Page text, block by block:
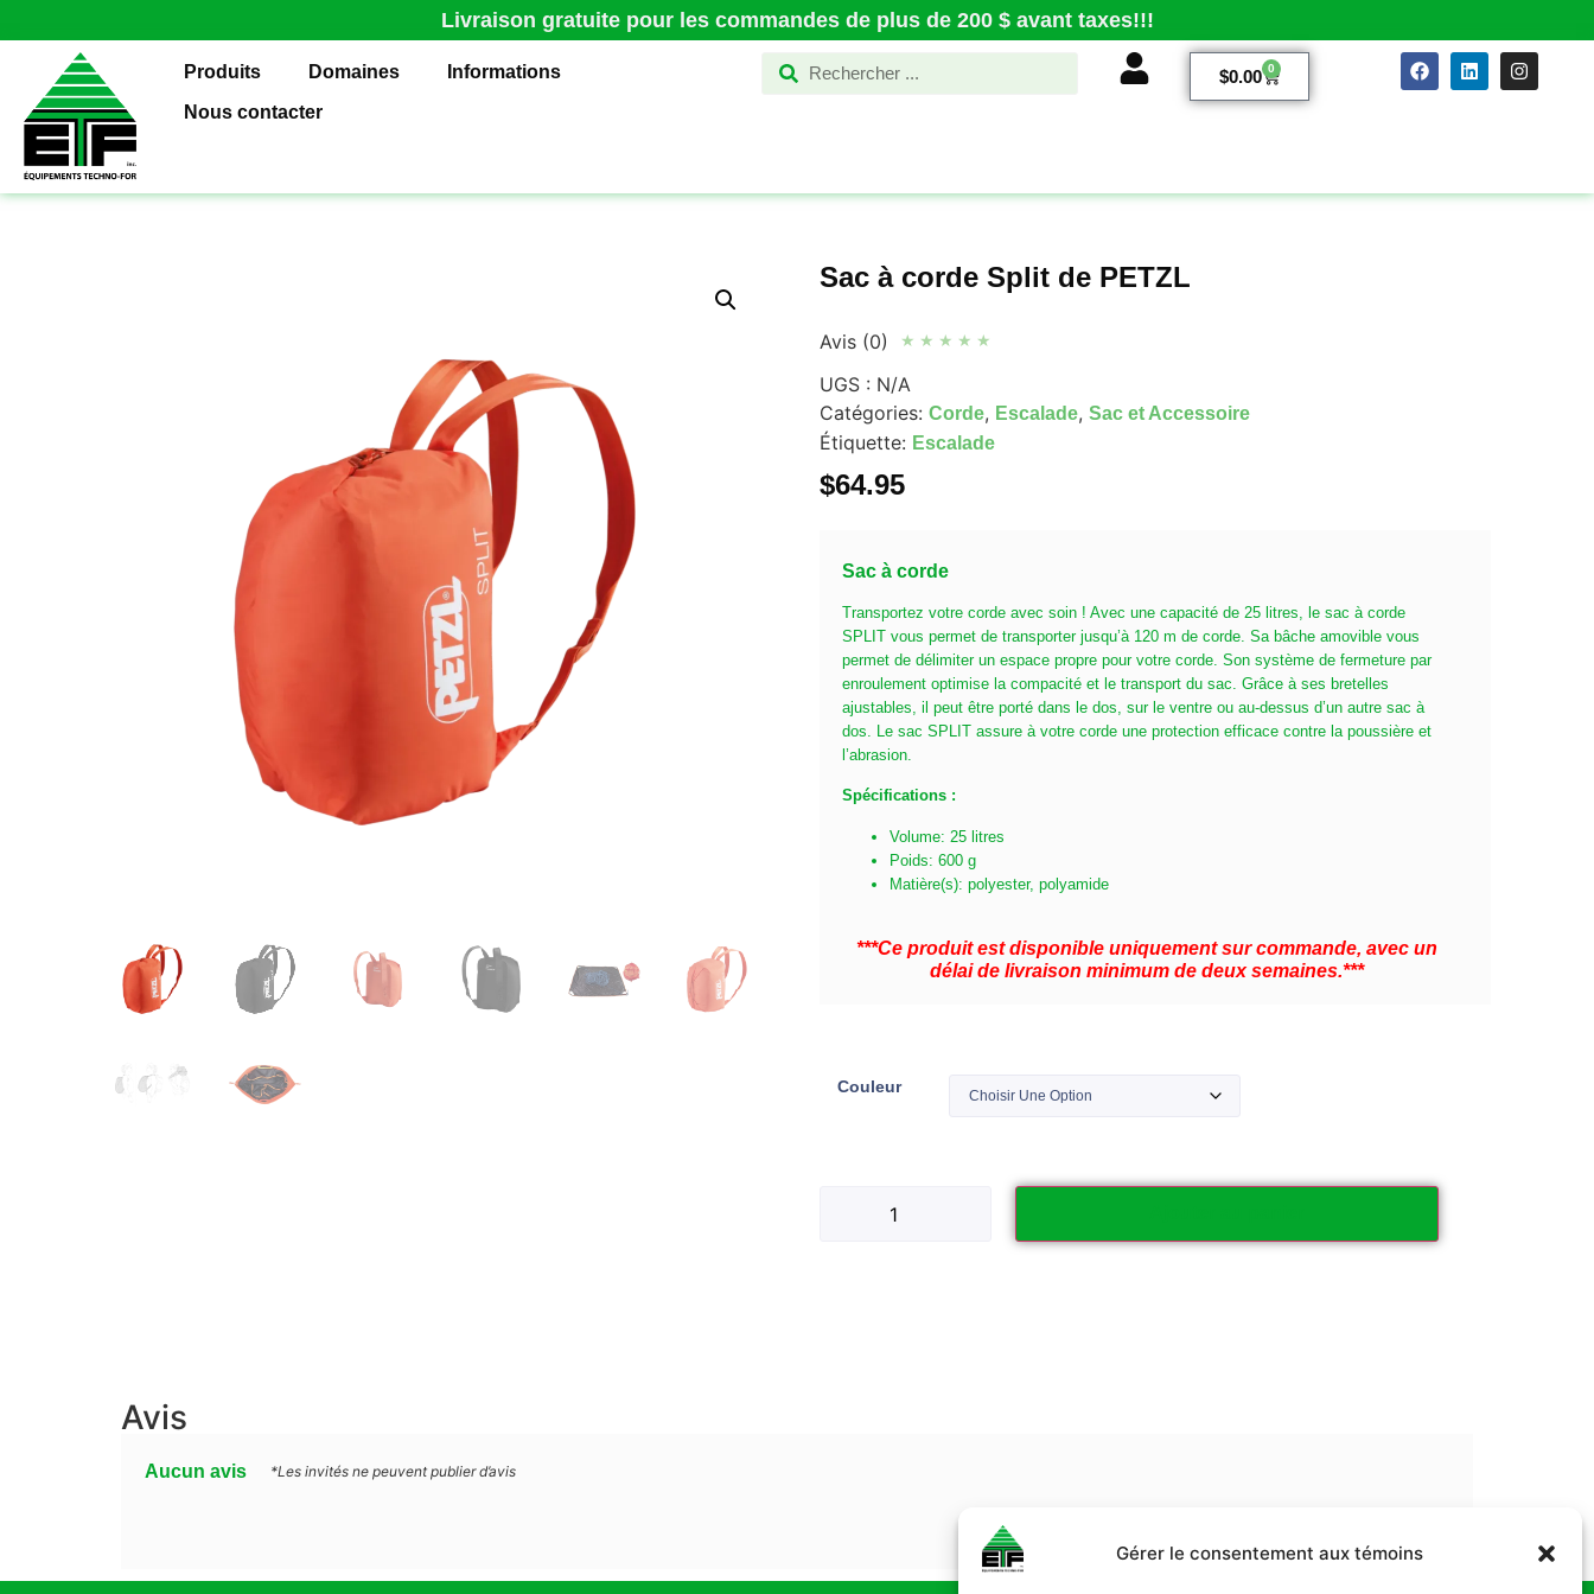
Gérer le consentement aux témoins
Livraison gratuite pour les commandes de plus de 200 $ avant taxes!!!
Produits Domaines
Informations
Nous contacter
$0.00 0
Sac à corde Split de PETZL
Avis (0) ★ ★ ★ ★ ★
UGS : N/A
Catégories: Corde, Escalade, Sac et Accessoire
Étiquette: Escalade
$64.95
Sac à corde
Transportez votre corde avec soin ! Avec une capacité de 25 litres, le sac à corde
SPLIT vous permet de transporter jusqu’à 120 m de corde. Sa bâche amovible vous
permet de délimiter un espace propre pour votre corde. Son système de fermeture par
enroulement optimise la compacité et le transport du sac. Grâce à ses bretelles
ajustables, il peut être porté dans le dos, sur le ventre ou au-dessus d’un autre sac à
dos. Le sac SPLIT assure à votre corde une protection efficace contre la poussière et
l’abrasion.
Spécifications :
Volume: 25 litres
Poids: 600 g
Matière(s): polyester, polyamide
***Ce produit est disponible uniquement sur commande, avec un
délai de livraison minimum de deux semaines.***
Couleur
Avis
Aucun avis *Les invités ne peuvent publier d’avis